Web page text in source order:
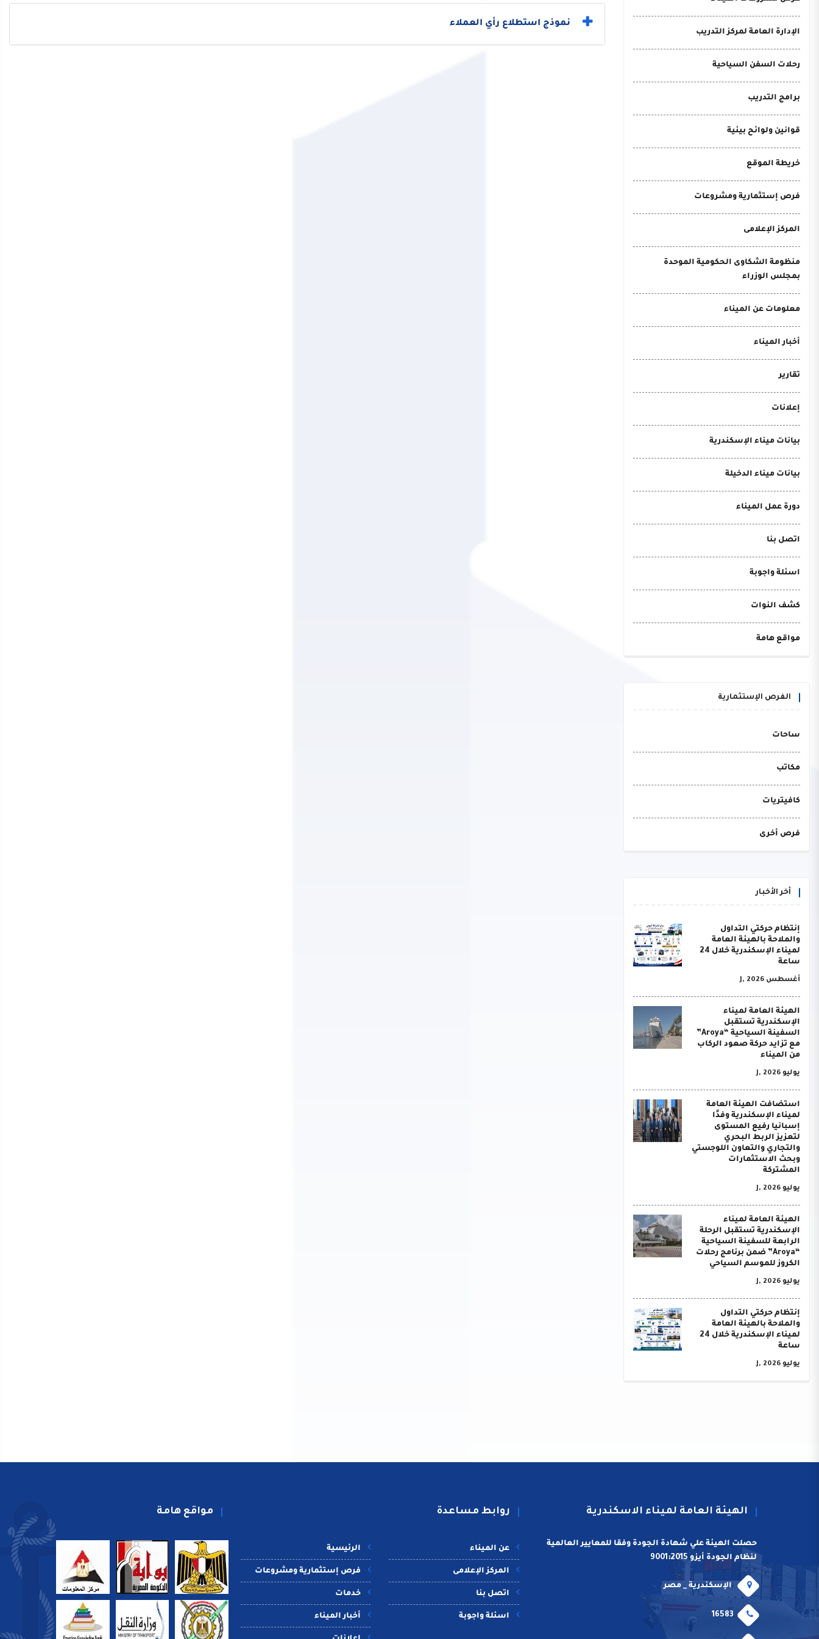
الإدارة العامة لمركز التدريب
رحلات السفن السياحية
برامج التدريب
قوانين ولوائح بيئية
خريطة الموقع
فرص إستثمارية ومشروعات
المركز الإعلامى
منظومة الشكاوى الحكومية الموحدة
بمجلس الوزراء
معلومات عن الميناء
أخبار الميناء
تقارير
إعلانات
بيانات ميناء الإسكندرية
بيانات ميناء الدخيلة
دورة عمل الميناء
اتصل بنا
اسئلة واجوبة
كشف النوات
مواقع هامة
الفرص الإستثمارية
ساحات
مكاتب
كافيتريات
فرص أخرى
أخر الأخبار
إنتظام حركتي التداول
والملاحة بالهيئة العامة
لميناء الإسكندرية خلال 24
ساعة
أغسطس J, 2026
الهيئة العامة لميناء
الإسكندرية تستقبل
السفينة السياحية “Aroya”
مع تزايد حركة صعود الركاب
من الميناء
يوليو J, 2026
استضافت الهيئة العامة
لميناء الإسكندرية وفدًا
إسبانيا رفيع المستوى
لتعزيز الربط البحري
والتجاري والتعاون اللوجستي
وبحث الاستثمارات
المشتركة
يوليو J, 2026
الهيئة العامة لميناء
الإسكندرية تستقبل الرحلة
الرابعة للسفينة السياحية
“Aroya” ضمن برنامج رحلات
الكروز للموسم السياحي
يوليو J, 2026
إنتظام حركتي التداول
والملاحة بالهيئة العامة
لميناء الإسكندرية خلال 24
ساعة
يوليو J, 2026
نموذج استطلاع رأي العملاء
الهيئة العامة لميناء الاسكندرية
حصلت الهيئة علي شهادة الجودة وفقا للمعايير العالمية
لنظام الجودة أيزو 9001:2015
الإسكندرية _ مصر
16583
روابط مساعدة
الرئيسية
فرص إستثمارية ومشروعات
خدمات
أخبار الميناء
عن الميناء
المركز الإعلامى
اتصل بنا
اسئلة واجوبة
مواقع هامة